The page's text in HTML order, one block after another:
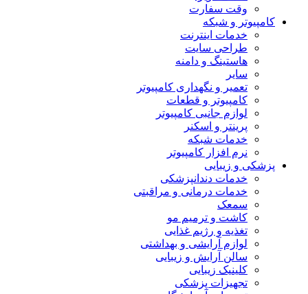
وقت سفارت
کامپیوتر و شبکه
خدمات اینترنت
طراحی سایت
هاستینگ و دامنه
سایر
تعمیر و نگهداری کامپیوتر
کامپیوتر و قطعات
لوازم جانبی کامپیوتر
پرینتر و اسکنر
خدمات شبکه
نرم افزار کامپیوتر
پزشکی و زیبایی
خدمات دندانپزشکی
خدمات درمانی و مراقبتی
سمعک
کاشت و ترمیم مو
تغذیه و رژیم غذایی
لوازم آرایشی و بهداشتی
سالن آرایش و زیبایی
کلینیک زیبایی
تجهیزات پزشکی